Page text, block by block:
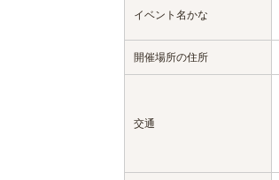
イベント名かな
開催場所の住所
交通